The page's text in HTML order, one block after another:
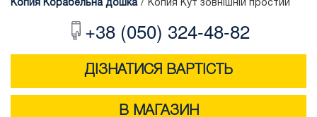
Копия Корабельна дошка / Копия Кут зовнішній простий
+38 (050) 324-48-82
ДІЗНАТИСЯ ВАРТІСТЬ
В МАГАЗИН